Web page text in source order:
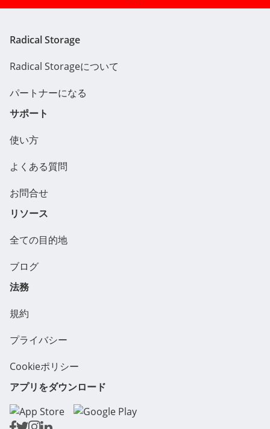
Radical Storage
Radical Storageについて
パートナーになる
サポート
使い方
よくある質問
お問合せ
リソース
全ての目的地
ブログ
法務
規約
プライバシー
Cookieポリシー
アプリをダウンロード